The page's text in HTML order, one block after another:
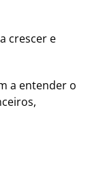
crescer e
a entender o